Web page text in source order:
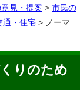
見・提案 > 市民の
通・住宅 > ノーマ
りのため